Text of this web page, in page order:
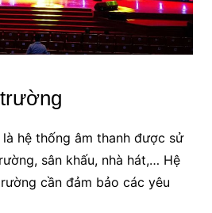
là hệ thống âm thanh được sử
sân khấu, nhà hát,… Hệ
cần đảm bảo các yêu